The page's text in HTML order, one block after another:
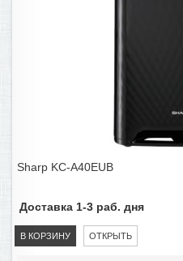
Sharp KC-A40EUB
В КОРЗИНУ ОТКРЫТЬ
Доставка 1-3 раб. дня